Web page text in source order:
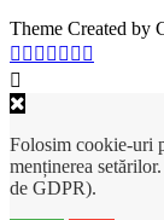
Theme Created by
Folosim cookie-uri
menținerea
de GDPR).